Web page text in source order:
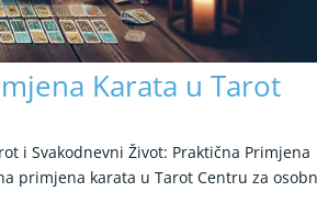
Karata u Tarot
i Svakodnevni Život: Praktična Primjena
primjena karata u Tarot Centru za